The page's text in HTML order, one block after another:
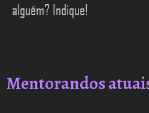
alguém? Indique!
Mentorandos